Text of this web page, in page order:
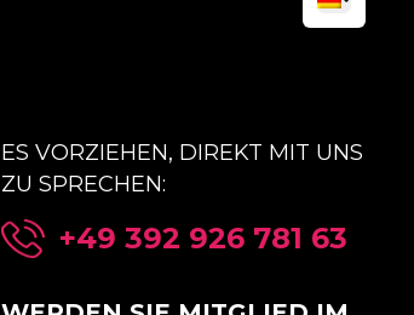
ES VORZIEHEN, DIREKT MIT UNS
ZU SPRECHEN:
+49 392 926 781 63